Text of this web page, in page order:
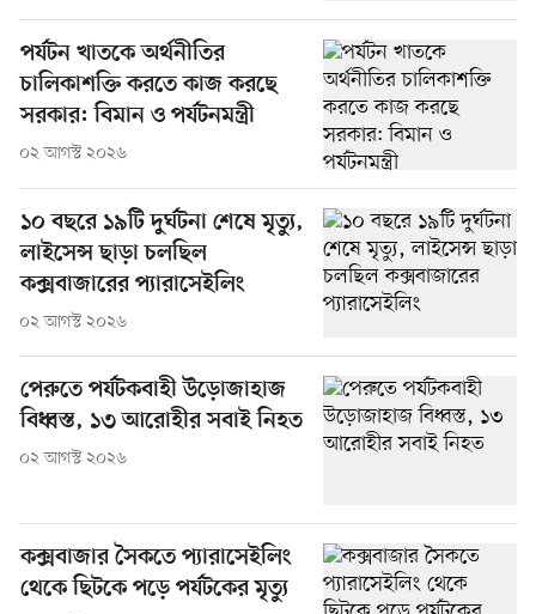
পর্যটন খাতকে অর্থনীতির
চালিকাশক্তি করতে কাজ করছে
সরকার: বিমান ও পর্যটনমন্ত্রী
০২ আগস্ট ২০২৬
১০ বছরে ১৯টি দুর্ঘটনা শেষে মৃত্যু,
লাইসেন্স ছাড়া চলছিল
কক্সবাজারের প্যারাসেইলিং
০২ আগস্ট ২০২৬
পেরুতে পর্যটকবাহী উড়োজাহাজ
বিধ্বস্ত, ১৩ আরোহীর সবাই নিহত
০২ আগস্ট ২০২৬
কক্সবাজার সৈকতে প্যারাসেইলিং
থেকে ছিটকে পড়ে পর্যটকের মৃত্যু